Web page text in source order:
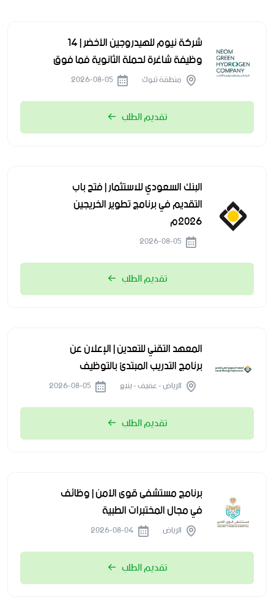
شركة نيوم للهيدروجين الأخضر | 14
وظيفة شاغرة لحملة الثانوية فما فوق
منطقة تبوك
تقديم الطلب
البنك السعودي للاستثمار | فتح باب
التقديم في برنامج تطوير الخريجين
2026م
تقديم الطلب
المعهد التقني للتعدين | الإعلان عن
برنامج التدريب المبتدئ بالتوظيف
الرياض - عفيف - ينبع
تقديم الطلب
برنامج مستشفى قوى الأمن | وظائف
في مجال المختبرات الطبية
الرياض
تقديم الطلب